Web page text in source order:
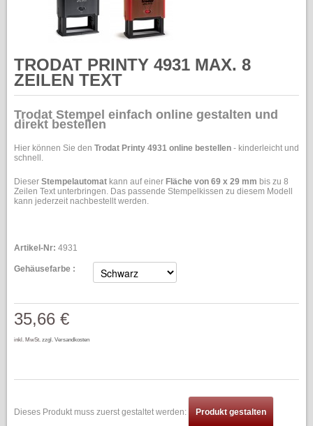
TRODAT PRINTY 4931 MAX. 8
ZEILEN TEXT
Trodat Stempel einfach online gestalten und
direkt bestellen
Hier können Sie den Trodat Printy 4931 online bestellen - kinderleicht und
schnell.
Dieser Stempelautomat kann auf einer Fläche von 69 x 29 mm bis zu 8
Zeilen Text unterbringen. Das passende Stempelkissen zu diesem Modell
kann jederzeit nachbestellt werden.
Artikel-Nr: 4931
Gehäusefarbe :
35,66 €
inkl. MwSt. zzgl. Versandkosten
Dieses Produkt muss zuerst gestaltet werden: Produkt gestalten